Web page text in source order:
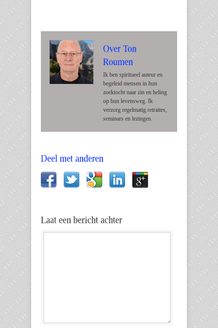
Ik ben spiritueel auteur en
begeleid mensen in hun
zoektocht naar zin en heling
op hun levensweg. Ik
verzorg regelmatig retraites,
seminars en lezingen.